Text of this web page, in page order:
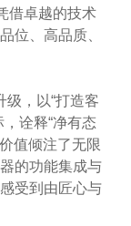
借卓越的技术
位、高品质、
，以“打造客
诠释“净有态
值倾注了无限
的功能集成与
受到由匠心与